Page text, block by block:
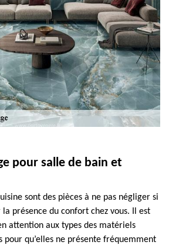
pour salle de bain et
sont des pièces à ne pas négliger si
la présence du confort chez vous. Il est
attention aux types des matériels
pour qu’elles ne présente fréquemment